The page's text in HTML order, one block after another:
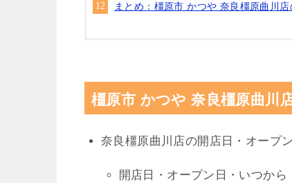
まとめ：橿原市 かつや 奈良橿原曲川
橿原市 かつや 奈良橿原曲川
奈良橿原曲川店の開店日・オープ
開店日・オープン日・いつから